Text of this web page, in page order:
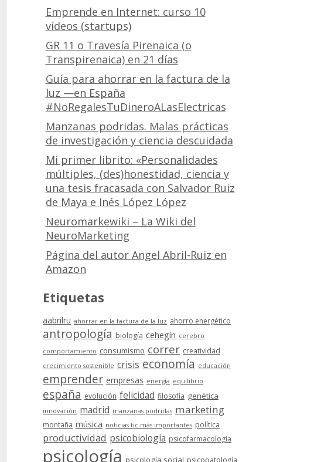
Emprende en Internet: curso 10
vídeos (startups)
GR 11 o Travesía Pirenaica (o
Transpirenaica) en 21 días
Guía para ahorrar en la factura de la
luz —en España
#NoRegalesTuDineroALasElectricas
Manzanas podridas. Malas prácticas
de investigación y ciencia descuidada
Mi primer librito: «Personalidades
múltiples, (des)honestidad, ciencia y
una tesis fracasada con Salvador Ruiz
de Maya e Inés López López
Neuromarkewiki – La Wiki del
NeuroMarketing
Página del autor Angel Abril-Ruiz en
Amazon
Etiquetas
aabrilru ahorrar en la factura de la luz ahorro energético
antropología biología cehegín cerebro
comportamiento consumismo correr creatividad
crecimiento sostenible crisis economía educación
emprender empresas energía equilibrio
españa evolución felicidad filosofía genética
innovación madrid manzanas podridas marketing
montaña música noticias tic más importantes política
productividad psicobiología psicofarmacología
psicología psicología social psicopatología